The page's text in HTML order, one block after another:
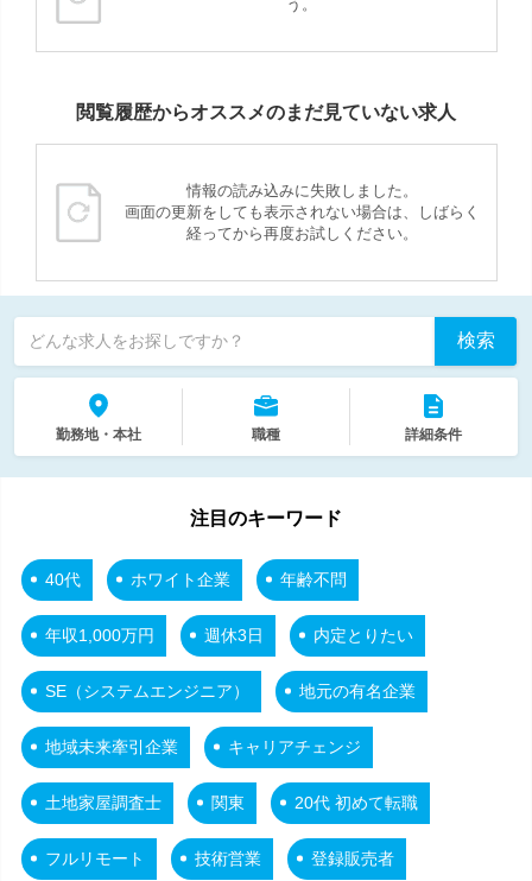
う。
閲覧履歴からオススメのまだ見ていない求人
情報の読み込みに失敗しました。
画面の更新をしても表示されない場合は、しばらく
経ってから再度お試しください。
どんな求人をお探しですか？ 検索
勤務地・本社 職種 詳細条件
注目のキーワード
40代 ホワイト企業 年齢不問
年収1,000万円 週休3日 内定とりたい
SE（システムエンジニア） 地元の有名企業
地域未来牽引企業 キャリアチェンジ
土地家屋調査士 関東 20代 初めて転職
フルリモート 技術営業 登録販売者